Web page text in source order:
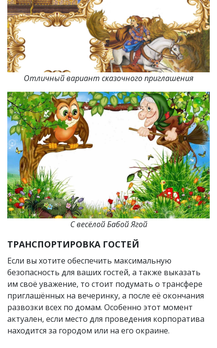
Отличный вариант сказочного приглашения
С весёлой Бабой Ягой
ТРАНСПОРТИРОВКА ГОСТЕЙ
Если вы хотите обеспечить максимальную
безопасность для ваших гостей, а также выказать
им своё уважение, то стоит подумать о трансфере
приглашённых на вечеринку, а после её окончания
развозки всех по домам. Особенно этот момент
актуален, если место для проведения корпоратива
находится за городом или на его окраине.